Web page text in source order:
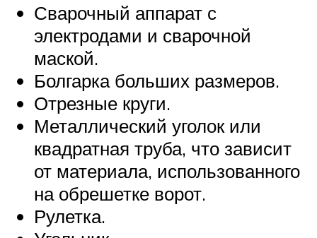
Сварочный аппарат с
электродами и сварочной
маской.
Болгарка больших размеров.
Отрезные круги.
Металлический уголок или
квадратная труба, что зависит
от материала, использованного
на обрешетке ворот.
Рулетка.